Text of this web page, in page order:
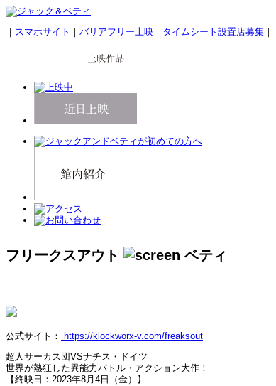
｜ スマホサイト ｜ バリアフリー上映 ｜ タイムシート設置店募集 ｜
フリークスアウト
公式サイト：
https://klockworx-v.com/freaksout
超人サーカス団VSナチス・ドイツ
世界が熱狂した異能力バトル・アクション大作！
【終映日：2023年8月4日（金）】